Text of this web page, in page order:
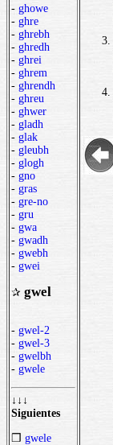
- ghowe
- ghre
- ghrebh
- ghredh
- ghrei
- ghrem
- ghrendh
- ghreu
- ghwer
- gladh
- glak
- gleubh
- glogh
- gno
- gras
- gre-no
- gru
- gwa
- gwadh
- gwebh
- gwei
✰ gwel
- gwel-2
- gwel-3
- gwelbh
- gwele
↓↓↓
Siguientes
❒ gwele